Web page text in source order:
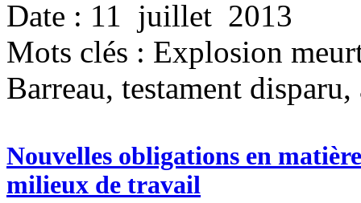
Date : 11 juillet 2013
Mots clés : Explosion
Barreau, testament disparu,
Nouvelles obligations en
milieux de travail